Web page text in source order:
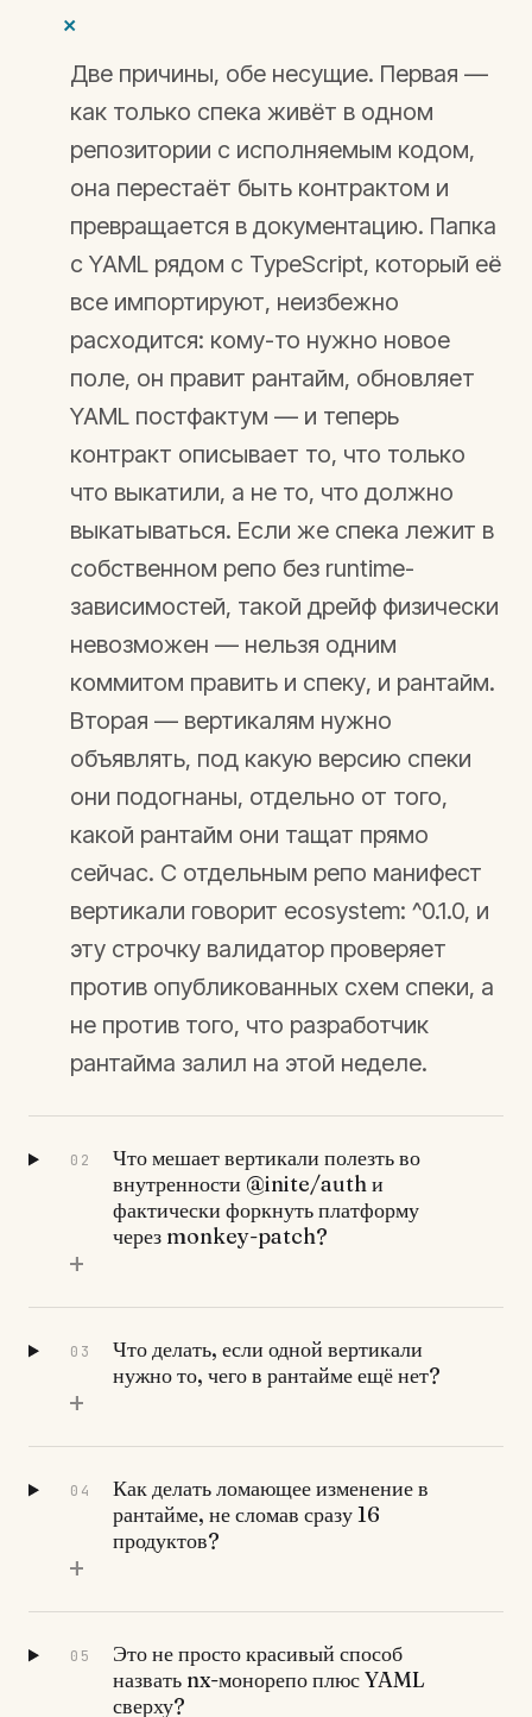
+
Две причины, обе несущие. Первая —
как только спека живёт в одном
репозитории с исполняемым кодом,
она перестаёт быть контрактом и
превращается в документацию. Папка
с YAML рядом с TypeScript, который её
все импортируют, неизбежно
расходится: кому-то нужно новое
поле, он правит рантайм, обновляет
YAML постфактум — и теперь
контракт описывает то, что только
что выкатили, а не то, что должно
выкатываться. Если же спека лежит в
собственном репо без runtime-
зависимостей, такой дрейф физически
невозможен — нельзя одним
коммитом править и спеку, и рантайм.
Вторая — вертикалям нужно
объявлять, под какую версию спеки
они подогнаны, отдельно от того,
какой рантайм они тащат прямо
сейчас. С отдельным репо манифест
вертикали говорит ecosystem: ^0.1.0, и
эту строчку валидатор проверяет
против опубликованных схем спеки, а
не против того, что разработчик
рантайма залил на этой неделе.
02
Что мешает вертикали полезть во
внутренности @inite/auth и
фактически форкнуть платформу
через monkey-patch?
+
03
Что делать, если одной вертикали
нужно то, чего в рантайме ещё нет?
+
04
Как делать ломающее изменение в
рантайме, не сломав сразу 16
продуктов?
+
05
Это не просто красивый способ
назвать nx-монорепо плюс YAML
сверху?